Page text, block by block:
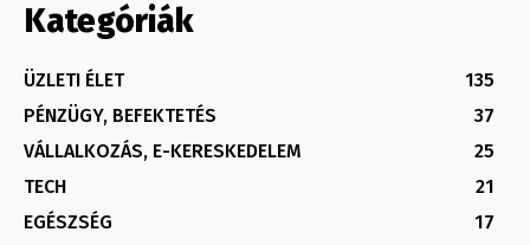
Kategóriák
ÜZLETI ÉLET
135
PÉNZÜGY, BEFEKTETÉS
37
VÁLLALKOZÁS, E-KERESKEDELEM
25
TECH
21
EGÉSZSÉG
17